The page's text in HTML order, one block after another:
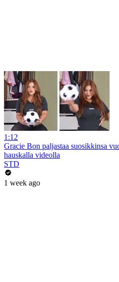
1:12
Gracie Bon paljastaa suosikkinsa
hauskalla videolla
STD
1 week ago